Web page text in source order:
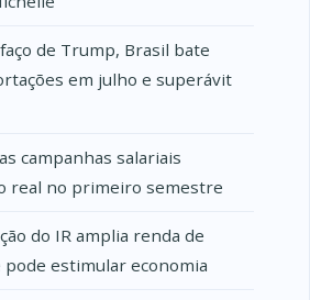
de Trump, Brasil bate
em julho e superávit
campanhas salariais
real no primeiro semestre
do IR amplia renda de
estimular economia